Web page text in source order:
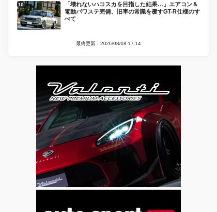
「壊れないハコスカを目指した結果…」エアコン＆
電動パワステ完備、旧車の常識を覆すGT-R仕様のす
べて
最終更新：2026/08/08 17:14